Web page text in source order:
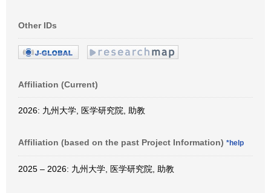
Other IDs
Affiliation (Current)
2026: 九州大学, 医学研究院, 助教
Affiliation (based on the past Project Information) *help
2025 – 2026: 九州大学, 医学研究院, 助教